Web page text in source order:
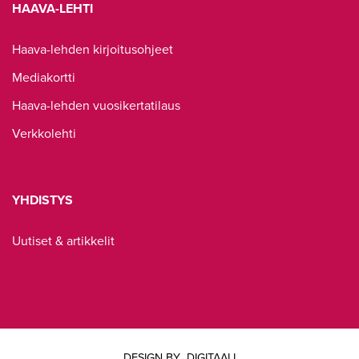
HAAVA-LEHTI
Haava-lehden kirjoitusohjeet
Mediakortti
Haava-lehden vuosikertatilaus
Verkkolehti
YHDISTYS
Uutiset & artikkelit